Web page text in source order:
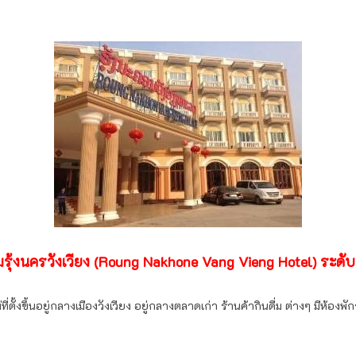
งนครวังเวียง (Roung Nakhone Vang Vieng Hotel) ระดั
ที่ตั้งขึ้นอยู่กลางเมืองวังเวียง อยู่กลางตลาดเก่า ร้านค้ากินดื่ม ต่างๆ มีห้องพั